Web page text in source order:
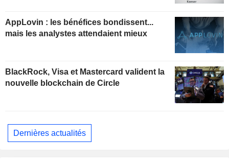
actuelles
AppLovin : les bénéfices bondissent...
mais les analystes attendaient mieux
BlackRock, Visa et Mastercard valident la
nouvelle blockchain de Circle
Dernières actualités